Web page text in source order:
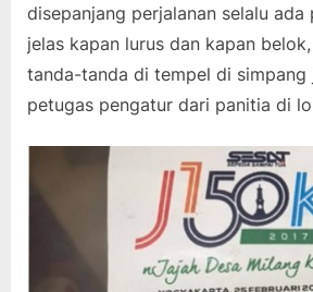
disepanjang perjalanan selalu ada
jelas kapan lurus dan kapan
tanda-tanda di tempel di simpang
petugas pengatur dari panitia di